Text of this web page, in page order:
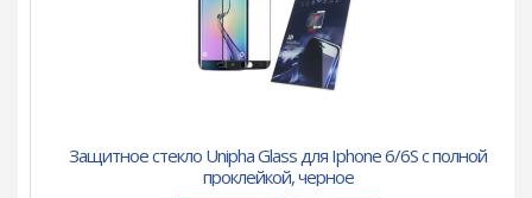
Защитное стекло Unipha Glass для Iphone 6/6S с полной
проклейкой, черное